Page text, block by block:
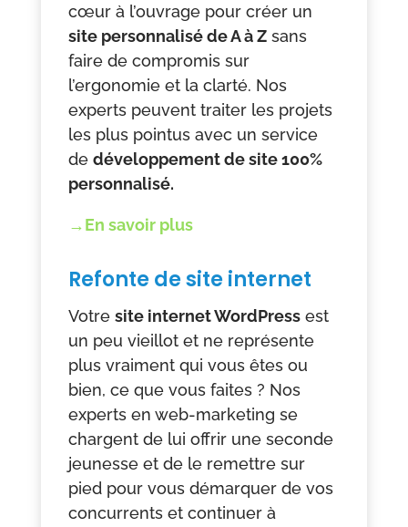
cœur à l’ouvrage pour créer un
site personnalisé de A à Zsans
faire de compromis sur
l’ergonomie et la clarté. Nos
experts peuvent traiter les projets
les plus pointus avec un service
de développement de site 100%
personnalisé.
→En savoir plus
Refonte de site internet
Votre site internet WordPressest
un peu vieillot et ne représente
plus vraiment qui vous êtes ou
bien, ce que vous faites ? Nos
experts en web-marketing se
chargent de lui offrir une seconde
jeunesse et de le remettre sur
pied pour vous démarquer de vos
concurrents et continuer à